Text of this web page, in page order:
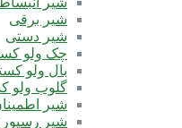
شیر برقی
شیر دستی
چک ولو
بال ولو
گلوب ولو
شیر
شیر